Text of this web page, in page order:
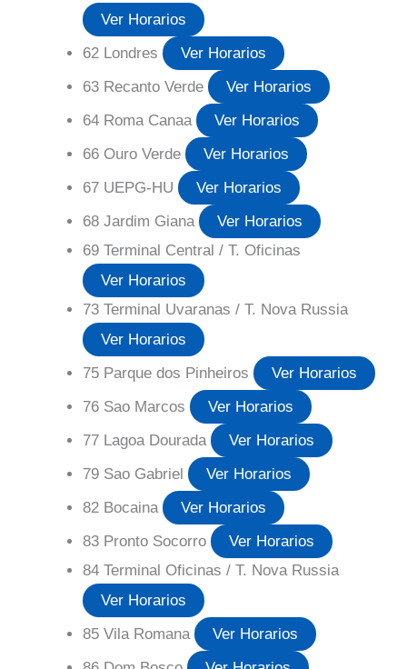
Ver Horarios
62 Londres
Ver Horarios
63 Recanto Verde
Ver Horarios
64 Roma Canaa
Ver Horarios
66 Ouro Verde
Ver Horarios
67 UEPG-HU
Ver Horarios
68 Jardim Giana
Ver Horarios
69 Terminal Central / T. Oficinas
Ver Horarios
73 Terminal Uvaranas / T. Nova Russia
Ver Horarios
75 Parque dos Pinheiros
Ver Horarios
76 Sao Marcos
Ver Horarios
77 Lagoa Dourada
Ver Horarios
79 Sao Gabriel
Ver Horarios
82 Bocaina
Ver Horarios
83 Pronto Socorro
Ver Horarios
84 Terminal Oficinas / T. Nova Russia
Ver Horarios
85 Vila Romana
Ver Horarios